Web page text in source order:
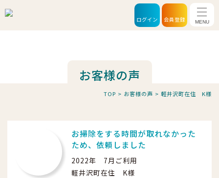
ログイン 会員登録 メニ
お客様の声
TOP > お客様の声 > 軽井沢町在住 K様
お掃除をする時間が取れなかった
ため、依頼しました
2022年 7月ご利用
軽井沢町在住 K様